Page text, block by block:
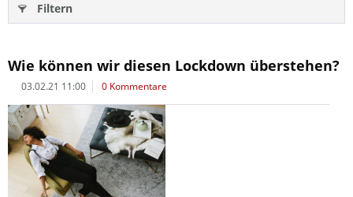
Filtern
Wie können wir diesen Lockdown überstehen?
03.02.21 11:00 0 Kommentare